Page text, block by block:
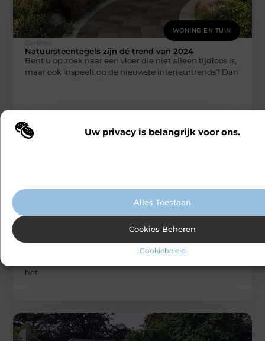
Uw privacy is belangrijk voor ons.
Wij maken gebruik van cookies en vergelijkbare technologieën om te
Alles Toestaan
Cookies Beheren
Cookiebeleid
WONING EN TUIN
Carlinks
Natuursteentegels zijn dé trend van 2024
Bent u op zoek naar een vloer die niet alleen tijdloos is,
maar ook inspeelt op de nieuwste interieurtrends? Dan
Winterplezier met een moderne
overkapping
De winter transformeert ons leven op vele manieren,
het